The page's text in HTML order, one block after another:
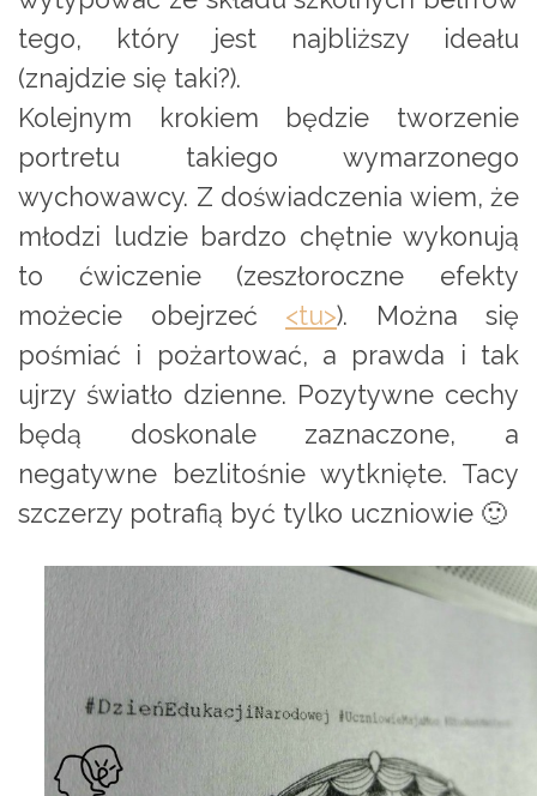
tego, który jest najbliższy ideału
(znajdzie się taki?).
Kolejnym krokiem będzie tworzenie
portretu takiego wymarzonego
wychowawcy. Z doświadczenia wiem, że
młodzi ludzie bardzo chętnie wykonują
to ćwiczenie (zeszłoroczne efekty
możecie obejrzeć <tu>). Można się
pośmiać i pożartować, a prawda i tak
ujrzy światło dzienne. Pozytywne cechy
będą doskonale zaznaczone, a
negatywne bezlitośnie wytknięte. Tacy
szczerzy potrafią być tylko uczniowie 🙂